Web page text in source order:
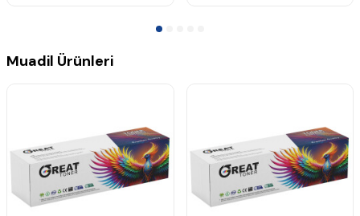
Muadil Ürünleri